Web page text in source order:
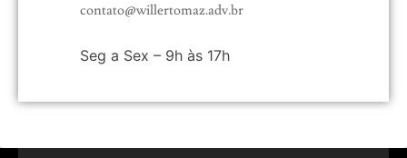
contato@willertomaz.adv.br
Seg a Sex – 9h às 17h